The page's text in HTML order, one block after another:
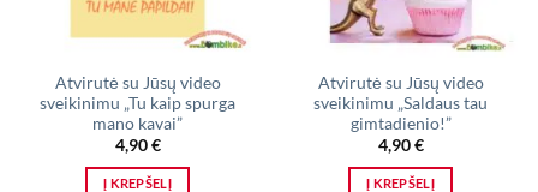
Atvirutė su Jūsų video
sveikinimu „Tu kaip spurga
mano kavai”
4,90€
Į KREPŠELĮ
Atvirutė su Jūsų video
sveikinimu „Saldaus tau
gimtadienio!”
4,90€
Į KREPŠELĮ